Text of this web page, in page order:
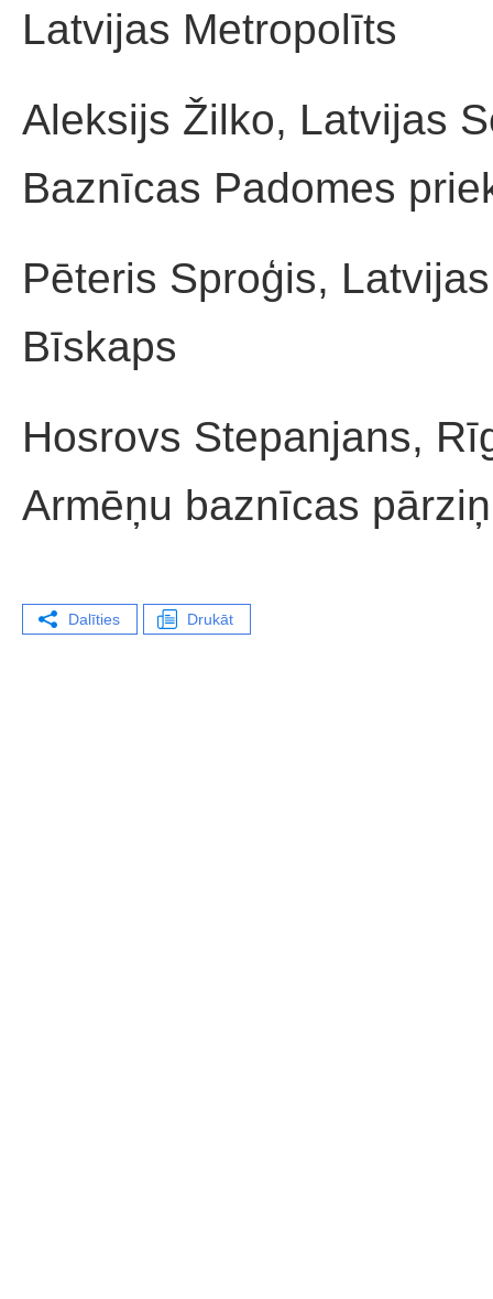
Latvijas Metropolīts
Aleksijs Žilko, Latvijas
Baznīcas Padomes
Pēteris Sproģis,
Bīskaps
Hosrovs Stepanjans,
Armēņu baznīcas
Dalīties Drukāt